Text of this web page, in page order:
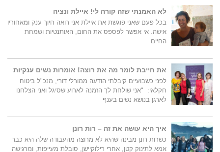
לא האמנתי שזה קורה לי! איילת ונציה
בכל פעם שאני פוגשת את איילת אני רואה חיוך ענק ומאחוריו
אישה. אי אפשר לפספס את החום, האותנטיות ושמחת
החיים
את חייבת לומר מה את רוצה! אומרות נשים ענקיות
לפני כשבועיים קיבלתי הודעה ממורלי דורי, מנכ"ל ביטוח
חקלאי: "אני שולחת לך הזמנה לארוע שסיגל ואני הצלחנו
לארגן בנושא נשים בענף
איך היא עושה את זה – רות רונן
כשרות רונן מבינה שהיא לא מרוצה מהעבודה שלה היא כבר
אמא לתינוק קטן, אחרי רילוקיישן, סובלת מעייפות, ומרגישה